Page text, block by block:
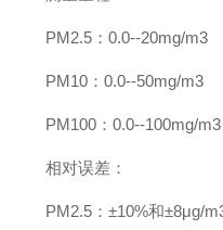
PM2.5：0.0--20mg/m3
PM10：0.0--50mg/m3
PM100：0.0--100mg/m3
相对误差：
PM2.5：±10%和±8μg/